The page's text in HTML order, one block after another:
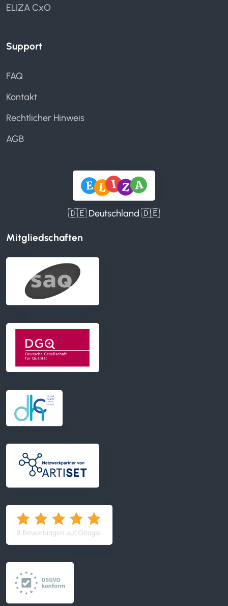
ELIZA CxO
Support
FAQ
Kontakt
Rechtlicher Hinweis
AGB
🇩🇪 Deutschland 🇩🇪
Mitgliedschaften